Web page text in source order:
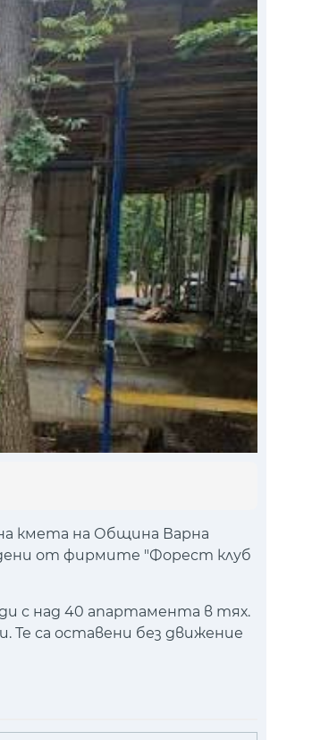
кмета на Община Варна
от фирмите "Форест клуб
с над 40 апартамента в тях.
Те са оставени без движение